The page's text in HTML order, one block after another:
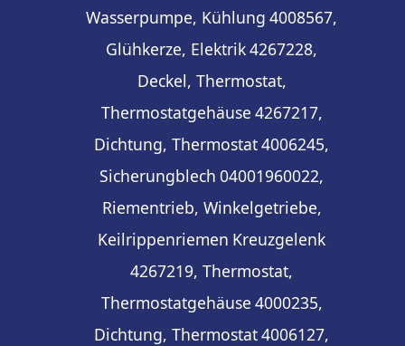
Wasserpumpe, Kühlung 4008567,
Glühkerze, Elektrik4267228,
Deckel, Thermostat,
Thermostatgehäuse 4267217,
Dichtung, Thermostat4006245,
Sicherungblech 04001960022,
Riementrieb, Winkelgetriebe,
Keilrippenriemen Kreuzgelenk
4267219, Thermostat,
Thermostatgehäuse 4000235,
Dichtung, Thermostat4006127,